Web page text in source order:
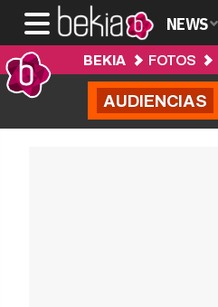
NEWS
BEKIA FOTOS
AUDIENCIAS